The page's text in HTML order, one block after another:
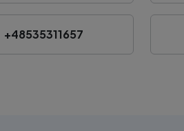
+48535311657